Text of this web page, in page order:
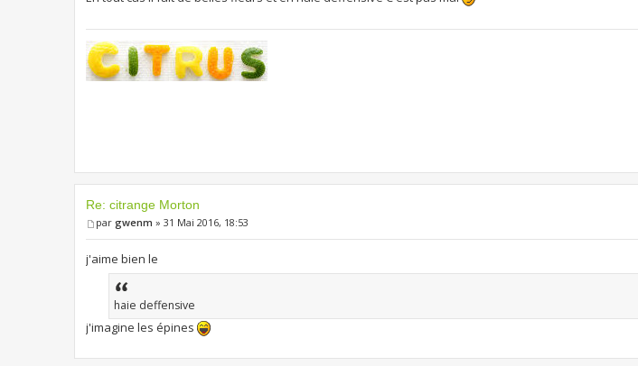
Re: citrange Morton
par gwenm » 31 Mai 2016, 18:53
j'aime bien le
haie deffensive
j'imagine les épines